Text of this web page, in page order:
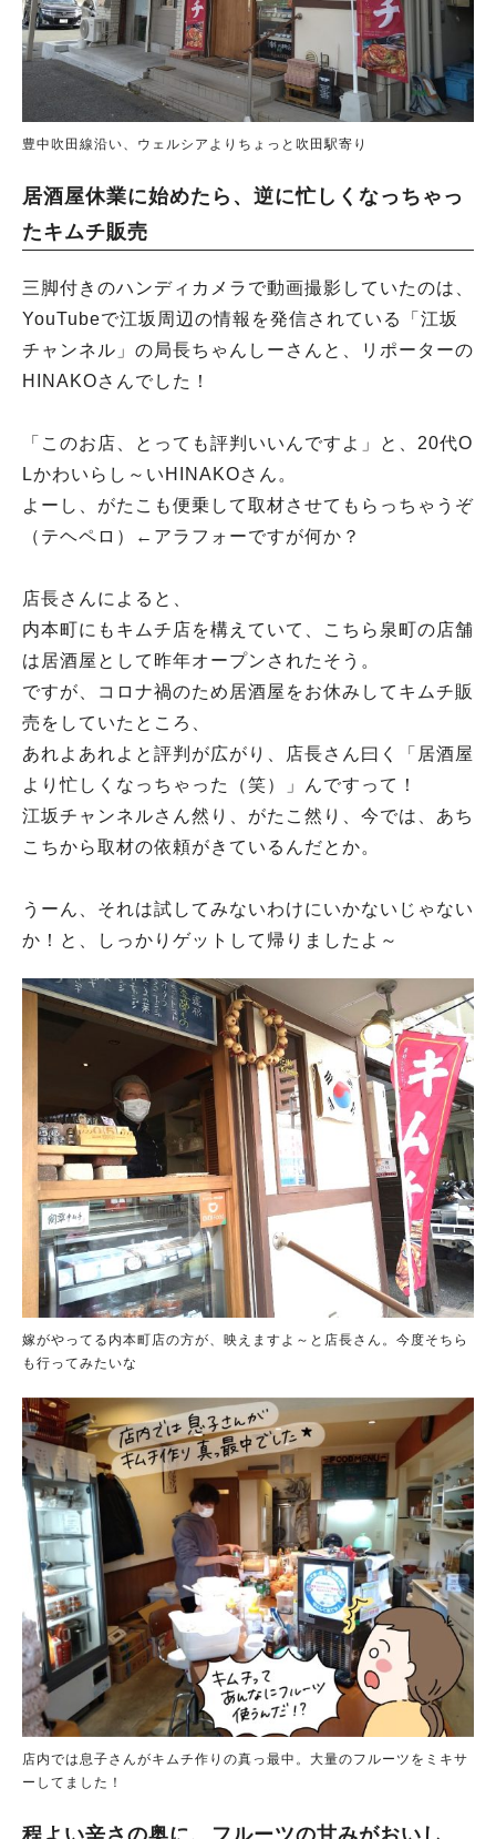
豊中吹田線沿い、ウェルシアよりちょっと吹田駅寄り
居酒屋休業に始めたら、逆に忙しくなっちゃっ
たキムチ販売
三脚付きのハンディカメラで動画撮影していたのは、
YouTubeで江坂周辺の情報を発信されている「江坂
チャンネル」の局長ちゃんしーさんと、リポーターの
HINAKOさんでした！
「このお店、とっても評判いいんですよ」と、20代O
Lかわいらし～いHINAKOさん。
よーし、がたこも便乗して取材させてもらっちゃうぞ
（テヘペロ）←アラフォーですが何か？
店長さんによると、
内本町にもキムチ店を構えていて、こちら泉町の店舗
は居酒屋として昨年オープンされたそう。
ですが、コロナ禍のため居酒屋をお休みしてキムチ販
売をしていたところ、
あれよあれよと評判が広がり、店長さん曰く「居酒屋
より忙しくなっちゃった（笑）」んですって！
江坂チャンネルさん然り、がたこ然り、今では、あち
こちから取材の依頼がきているんだとか。
うーん、それは試してみないわけにいかないじゃない
か！と、しっかりゲットして帰りましたよ～
嫁がやってる内本町店の方が、映えますよ～と店長さん。今度そちら
も行ってみたいな
店内では息子さんがキムチ作りの真っ最中。大量のフルーツをミキサ
ーしてました！
程よい辛さの奥に、フルーツの甘みがおいし